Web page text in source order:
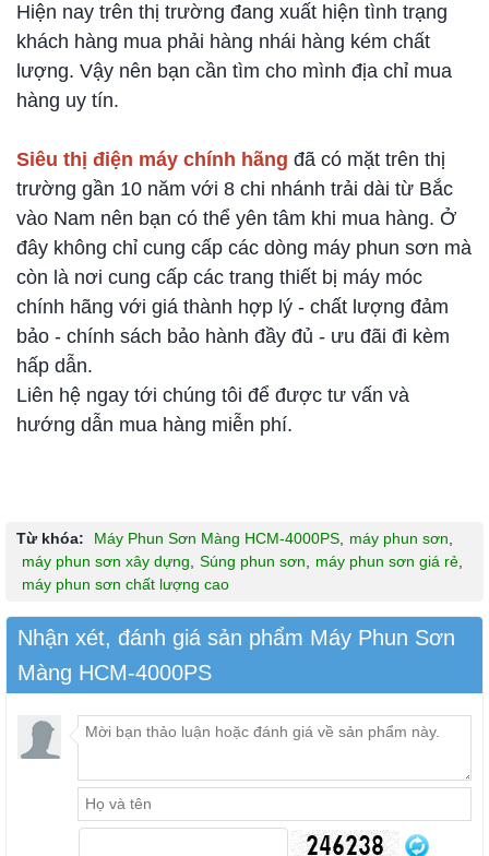
Hiện nay trên thị trường đang xuất hiện tình trạng
khách hàng mua phải hàng nhái hàng kém chất
lượng. Vậy nên bạn cần tìm cho mình địa chỉ mua
hàng uy tín.
Siêu thị điện máy chính hãng đã có mặt trên thị
trường gần 10 năm với 8 chi nhánh trải dài từ Bắc
vào Nam nên bạn có thể yên tâm khi mua hàng. Ở
đây không chỉ cung cấp các dòng máy phun sơn mà
còn là nơi cung cấp các trang thiết bị máy móc
chính hãng với giá thành hợp lý - chất lượng đảm
bảo - chính sách bảo hành đầy đủ - ưu đãi đi kèm
hấp dẫn.
Liên hệ ngay tới chúng tôi để được tư vấn và
hướng dẫn mua hàng miễn phí.
Từ khóa: Máy Phun Sơn Màng HCM-4000PS, máy phun sơn,
máy phun sơn xây dựng, Súng phun sơn, máy phun sơn giá rẻ,
máy phun sơn chất lượng cao
Nhận xét, đánh giá sản phẩm Máy Phun Sơn
Màng HCM-4000PS